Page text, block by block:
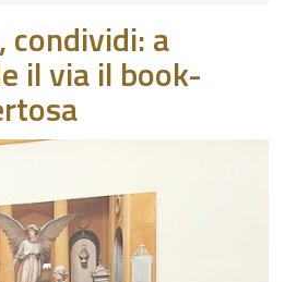
condividi: a
il via il book-